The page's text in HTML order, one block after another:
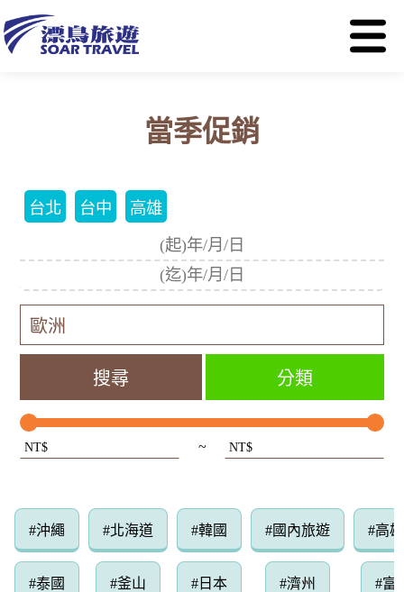
當季促銷
台北 台中 高雄
分類
NT$ ~ NT$
#沖繩
#泰國
#北海道
#釜山
#韓國
#日本
#國內旅遊
#濟州
#高
#富